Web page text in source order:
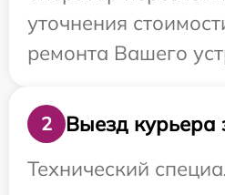
уточнения
ремонта Вашего
2
Выезд курьера
Технический